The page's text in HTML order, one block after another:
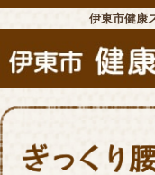
伊東市健康